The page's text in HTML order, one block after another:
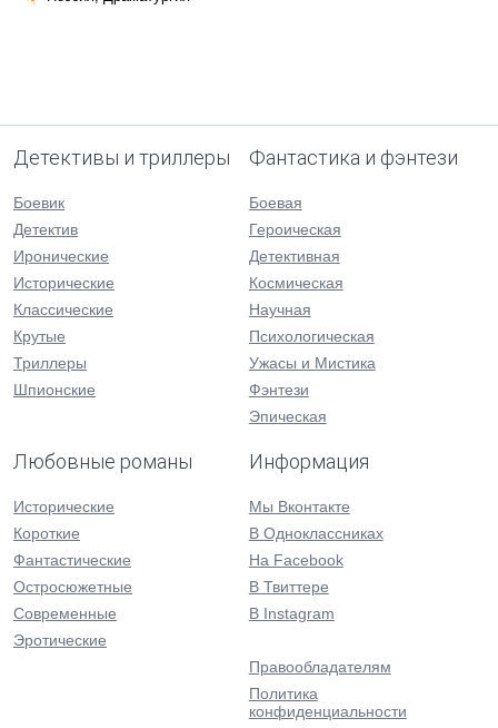
Детективы и триллеры
Боевик
Детектив
Иронические
Исторические
Классические
Крутые
Триллеры
Шпионские
Фантастика и фэнтези
Боевая
Героическая
Детективная
Космическая
Научная
Психологическая
Ужасы и Мистика
Фэнтези
Эпическая
Любовные романы
Исторические
Короткие
Фантастические
Остросюжетные
Современные
Эротические
Информация
Мы Вконтакте
В Одноклассниках
На Facebook
В Твиттере
В Instagram
Правообладателям
Политика
конфиденциальности